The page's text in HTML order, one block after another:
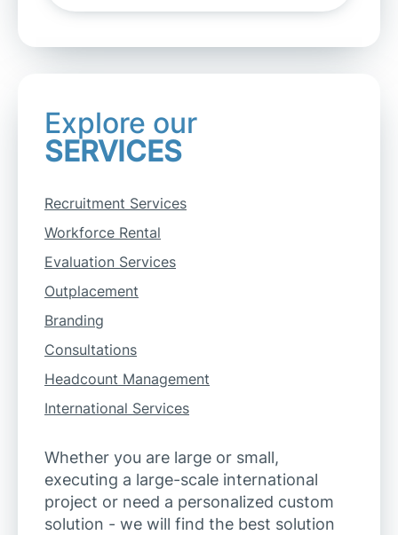
Explore our
SERVICES
Recruitment Services
Workforce Rental
Evaluation Services
Outplacement
Branding
Consultations
Headcount Management
International Services
Whether you are large or small,
executing a large-scale international
project or need a personalized custom
solution - we will find the best solution